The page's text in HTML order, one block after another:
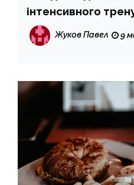
інтенсивного
щоб не зашкодити
Жуков Павел 9